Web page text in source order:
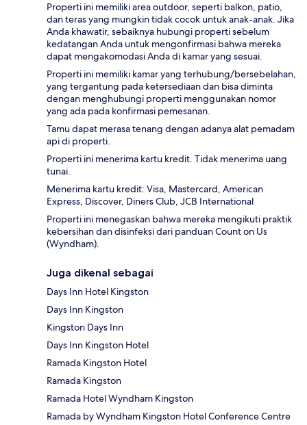
Properti ini memiliki area outdoor, seperti balkon, patio,
dan teras yang mungkin tidak cocok untuk anak-anak. Jika
Anda khawatir, sebaiknya hubungi properti sebelum
kedatangan Anda untuk mengonfirmasi bahwa mereka
dapat mengakomodasi Anda di kamar yang sesuai.
Properti ini memiliki kamar yang terhubung/bersebelahan,
yang tergantung pada ketersediaan dan bisa diminta
dengan menghubungi properti menggunakan nomor
yang ada pada konfirmasi pemesanan.
Tamu dapat merasa tenang dengan adanya alat pemadam
api di properti.
Properti ini menerima kartu kredit. Tidak menerima uang
tunai.
Menerima kartu kredit: Visa, Mastercard, American
Express, Discover, Diners Club, JCB International
Properti ini menegaskan bahwa mereka mengikuti praktik
kebersihan dan disinfeksi dari panduan Count on Us
(Wyndham).
Juga dikenal sebagai
Days Inn Hotel Kingston
Days Inn Kingston
Kingston Days Inn
Days Inn Kingston Hotel
Ramada Kingston Hotel
Ramada Kingston
Ramada Hotel Wyndham Kingston
Ramada by Wyndham Kingston Hotel Conference Centre